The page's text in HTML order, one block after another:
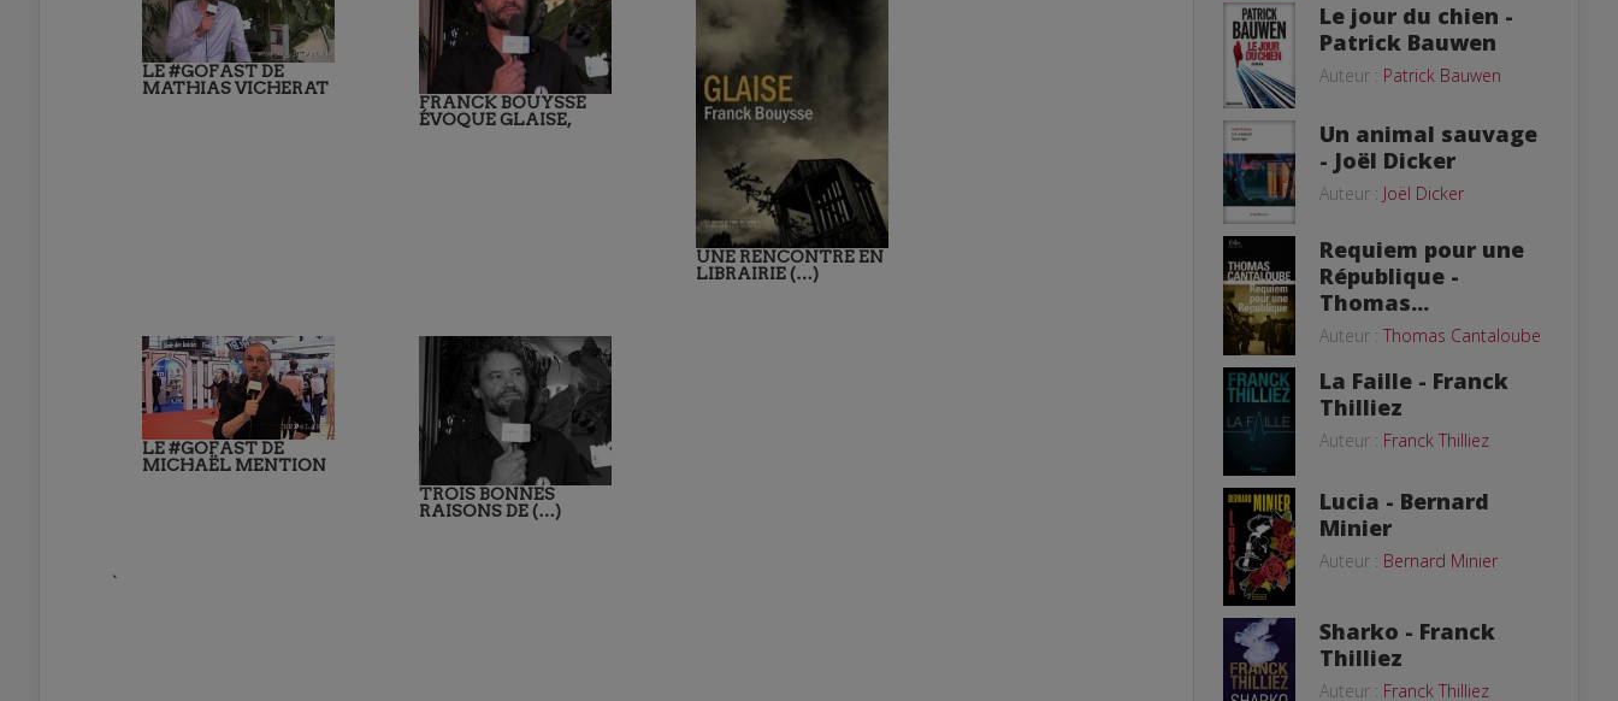
LE #GOFAST DE
MATHIAS VICHERAT
FRANCK BOUYSSE
ÉVOQUE GLAISE,
UNE RENCONTRE EN
LIBRAIRIE (…)
LE #GOFAST DE
MICHAËL MENTION
TROIS BONNES
RAISONS DE (…)
`
Le jour du chien -
Patrick Bauwen
Auteur : Patrick Bauwen
Un animal sauvage
- Joël Dicker
Auteur : Joël Dicker
Requiem pour une
République -
Thomas...
Auteur : Thomas Cantaloube
La Faille - Franck
Thilliez
Auteur : Franck Thilliez
Lucia - Bernard
Minier
Auteur : Bernard Minier
Sharko - Franck
Thilliez
Auteur : Franck Thilliez